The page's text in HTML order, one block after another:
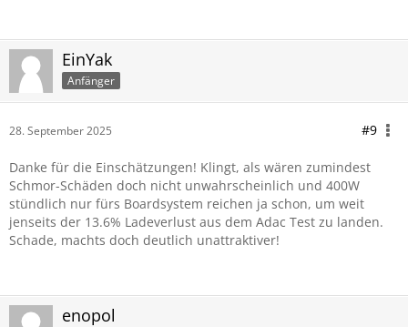
EinYak
Anfänger
28. September 2025 #9
Danke für die Einschätzungen! Klingt, als wären zumindest
Schmor-Schäden doch nicht unwahrscheinlich und 400W
stündlich nur fürs Boardsystem reichen ja schon, um weit
jenseits der 13.6% Ladeverlust aus dem Adac Test zu landen.
Schade, machts doch deutlich unattraktiver!
enopol